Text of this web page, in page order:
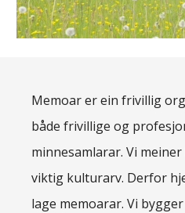
Memoar er ein frivillig
både frivillige og
minnesamlarar. Vi
viktig kulturarv. Derfor
lage memoarar. Vi